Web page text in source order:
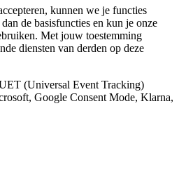
kunnen we je functies
de basisfuncties en kun je onze
Met jouw toestemming
diensten van derden op deze
(Universal Event Tracking)
Google Consent Mode, Klarna,